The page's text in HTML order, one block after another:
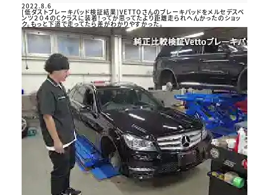
2022.8.6
[低ダストブレーキパッド検証結果]VETTOさんのブレーキパッドをメルセデスベ
ンツ２０４のCクラスに装着！ってか思ってたより距離走られへんかったのショッ
ク。もっと下道で走ってたら差がわかりやすかった。